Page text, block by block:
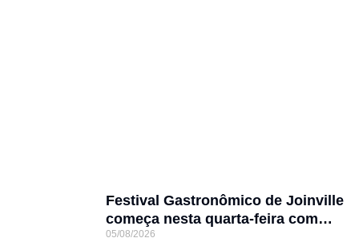
Festival Gastronômico de Joinville
começa nesta quarta-feira com
menus exclusivos em 17
05/08/2026